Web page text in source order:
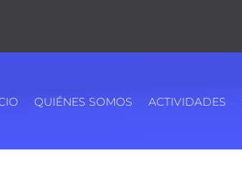
QUIÉNES SOMOS ACTIVIDADES